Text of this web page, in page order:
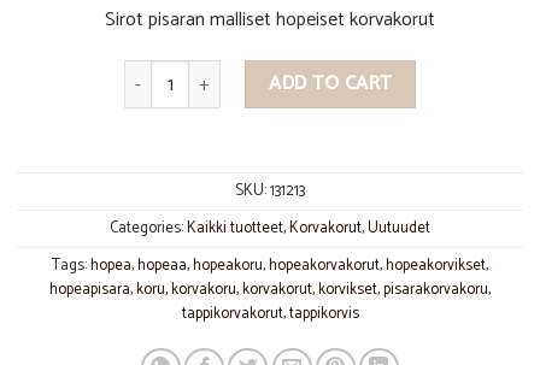
Sirot pisaran malliset hopeiset korvakorut
Avoin pisara korvakorut quantity
ADD TO CART
SKU:131213
Categories:Kaikki tuotteet,Korvakorut,Uutuudet
Tags:hopea,hopeaa,hopeakoru,hopeakorvakorut,hopeakorvikset,
hopeapisara,koru,korvakoru,korvakorut,korvikset,pisarakorvakoru,
tappikorvakorut,tappikorvis